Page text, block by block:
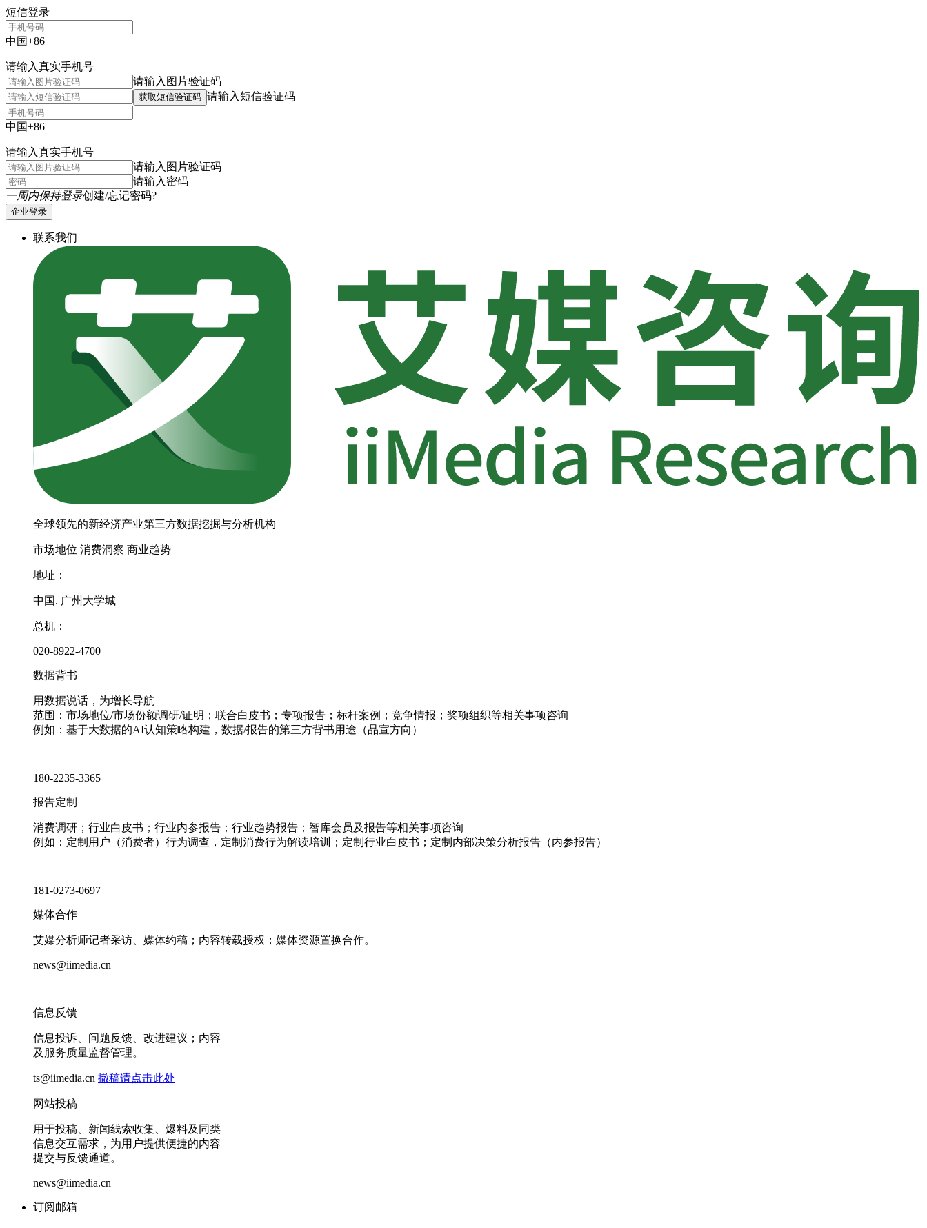
短信登录
中国+86
请输入真实手机号
请输入图片验证码
获取短信验证码 请输入短信验证码
中国+86
请输入真实手机号
请输入图片验证码
请输入密码
一周内保持登录创建/忘记密码?
企业登录
联系我们
全球领先的新经济产业第三方数据挖掘与分析机构
市场地位 消费洞察 商业趋势
地址：
中国. 广州大学城
总机：
020-8922-4700
数据背书
用数据说话，为增长导航
范围：市场地位/市场份额调研/证明；联合白皮书；专项报告；标杆案例；竞争情报；奖项组织等相关事项咨询
例如：基于大数据的AI认知策略构建，数据/报告的第三方背书用途（品宣方向）
180-2235-3365
报告定制
消费调研；行业白皮书；行业内参报告；行业趋势报告；智库会员及报告等相关事项咨询
例如：定制用户（消费者）行为调查，定制消费行为解读培训；定制行业白皮书；定制内部决策分析报告（内参报告）
181-0273-0697
媒体合作
艾媒分析师记者采访、媒体约稿；内容转载授权；媒体资源置换合作。
news@iimedia.cn
信息反馈
信息投诉、问题反馈、改进建议；内容
及服务质量监督管理。
ts@iimedia.cn 撤稿请点击此处
网站投稿
用于投稿、新闻线索收集、爆料及同类
信息交互需求，为用户提供便捷的内容
提交与反馈通道。
news@iimedia.cn
订阅邮箱